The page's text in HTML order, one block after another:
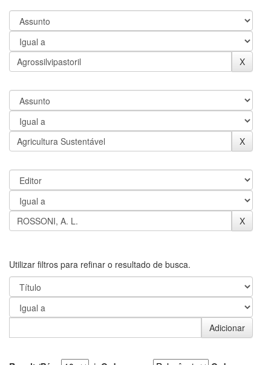
Utilizar filtros para refinar o resultado de busca.